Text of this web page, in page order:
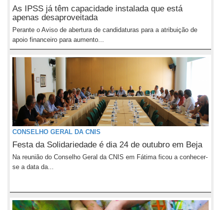
As IPSS já têm capacidade instalada que está
apenas desaproveitada
Perante o Aviso de abertura de candidaturas para a atribuição de
apoio financeiro para aumento...
CONSELHO GERAL DA CNIS
Festa da Solidariedade é dia 24 de outubro em Beja
Na reunião do Conselho Geral da CNIS em Fátima ficou a conhecer-
se a data da...